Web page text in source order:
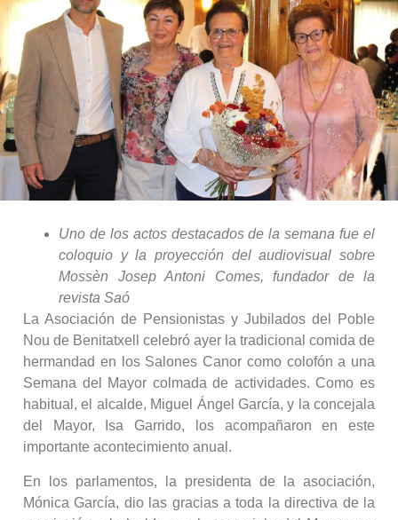
Uno de los actos destacados de la semana fue el
coloquio y la proyección del audiovisual sobre
Mossèn Josep Antoni Comes, fundador de la
revista Saó
La Asociación de Pensionistas y Jubilados del Poble
Nou de Benitatxell celebró ayer la tradicional comida de
hermandad en los Salones Canor como colofón a una
Semana del Mayor colmada de actividades. Como es
habitual, el alcalde, Miguel Ángel García, y la concejala
del Mayor, Isa Garrido, los acompañaron en este
importante acontecimiento anual.
En los parlamentos, la presidenta de la asociación,
Mónica García, dio las gracias a toda la directiva de la